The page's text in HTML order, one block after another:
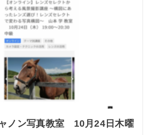
ノン写真教室 10月24日木曜